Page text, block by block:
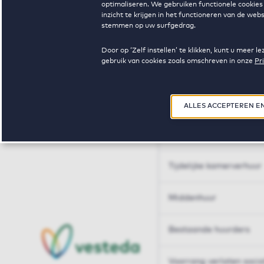
optimaliseren. We gebruiken functionele
inzicht te krijgen in het functioneren van de
stemmen op uw surfgedrag.
Door op ‘Zelf instellen’ te klikken, kunt u meer
gebruik van cookies zoals omschreven in onze
ALLES ACCEPTEREN
Huren op maat
Tijdelijke kamerverhuur
Middenhuur
Bestaande huurders
Voorrang verlaten